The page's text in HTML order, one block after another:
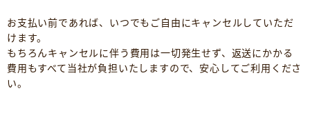
お支払い前であれば、いつでもご自由にキャンセルしていただ
けます。
もちろんキャンセルに伴う費用は一切発生せず、返送にかかる
費用もすべて当社が負担いたしますので、安心してご利用くださ
い。